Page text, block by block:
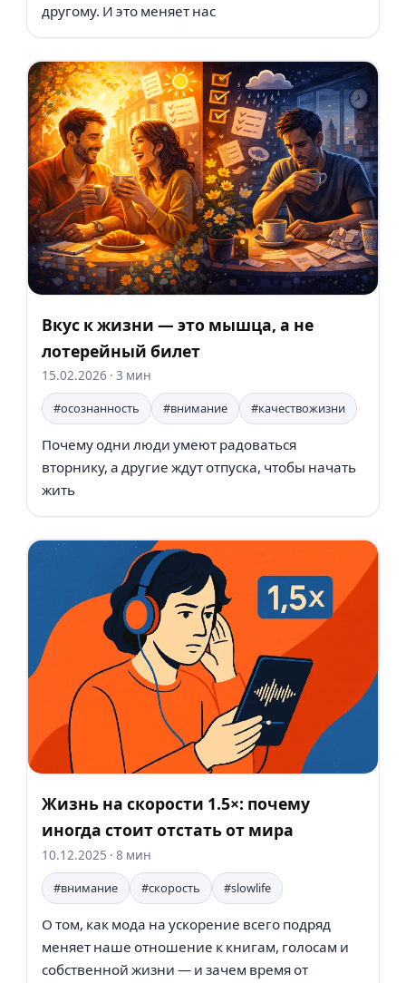
другому. И это меняет нас
Вкус к жизни — это мышца, а не
лотерейный билет
15.02.2026 · 3 мин
#осознанность
#внимание #качествожизни
Почему одни люди умеют радоваться
вторнику, а другие ждут отпуска, чтобы начать
жить
Жизнь на скорости 1.5×: почему
иногда стоит отстать от мира
10.12.2025 · 8 мин
#внимание
#скорость #slowlife
О том, как мода на ускорение всего подряд
меняет наше отношение к книгам, голосам и
собственной жизни — и зачем время от